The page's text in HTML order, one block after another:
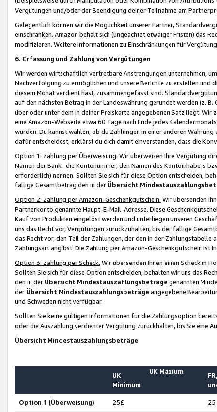
Vergütungen und/oder der Beendigung deiner Teilnahme am
Gelegentlich können wir die Möglichkeit unserer Partner,
einschränken. Amazon behält sich (ungeachtet etwaiger Fristen) das
modifizieren. Weitere Informationen zu Einschränkungen für
6. Erfassung und Zahlung von Vergütungen
Wir werden wirtschaftlich vertretbare Anstrengungen unternehmen,
Nachverfolgung zu ermöglichen und unsere Berichte zu erstellen und
diesem Monat verdient hast, zusammengefasst sind.
auf den nächsten Betrag in der Landeswährung gerundet werden (z.
über oder unter dem in deiner Preiskarte angegebenen Satz liegt.
eine Amazon-Webseite etwa 60 Tage nach Ende jedes
wurden. Du kannst wählen, ob du Zahlungen in einer anderen
dafür entscheidest, erklärst du dich damit einverstanden, dass die
Option 1: Zahlung per Überweisung. Wir überweisen Ihre Vergütung
Namen der Bank, die Kontonummer, den Namen des Kontoinhabers
erforderlich) nennen. Sollten Sie sich für diese Option entscheiden,
fällige Gesamtbetrag den in der Übersicht
Option 2: Zahlung per Amazon-Geschenkgutschein. Wir übersenden
Partnerkonto genannte Haupt-E-Mail-Adresse. Diese
Kauf von Produkten eingelöst werden und unterliegen unseren
uns das Recht vor, Vergütungen zurückzuhalten, bis der fällige
das Recht vor, den Teil der Zahlungen, der den in der
Zahlungsart angibst. Die Zahlung per Amazon-Geschenkgutschein ist
Option 3: Zahlung per Scheck. Wir übersenden Ihnen einen Scheck in
Sollten Sie sich für diese Option entscheiden, behalten wir uns das
den in der Übersicht Mindestauszahlungsbeträge genannten
der Übersicht Mindestauszahlungsbeträge angegebene
und Schweden nicht verfügbar.
Sollten Sie keine gültigen Informationen für die Zahlungsoption
oder die Auszahlung verdienter Vergütung zurückhalten, bis Sie
Übersicht Mindestauszahlungsbeträge
UK
Minimum
UK Maxium
Option 1 (Überweisung) 25£ 25